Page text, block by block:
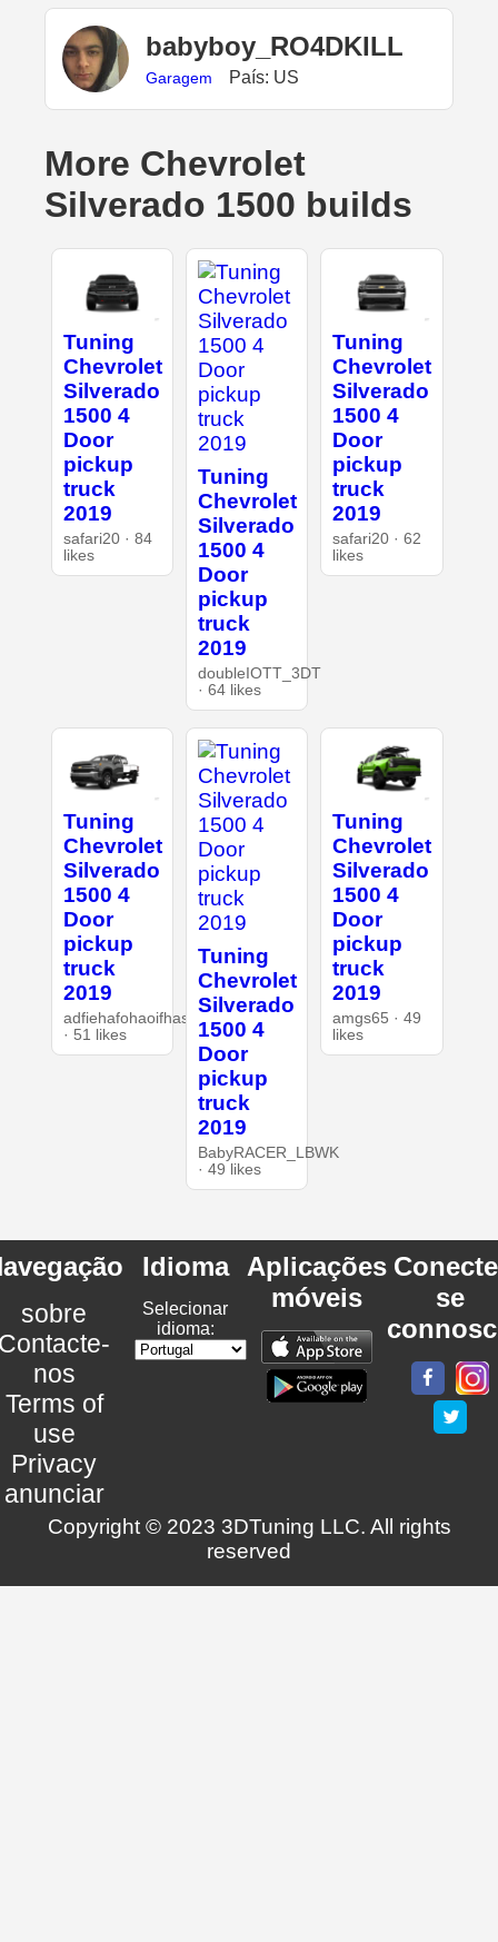
babyboy_RO4DKILL
Garagem País: US
More Chevrolet
Silverado 1500 builds
Tuning
Chevrolet
Silverado
1500 4
Door
pickup
truck
2019
safari20 · 84
likes
Tuning
Chevrolet
Silverado
1500 4
Door
pickup
truck
2019
doubleIOTT_3DT
· 64 likes
Tuning
Chevrolet
Silverado
1500 4
Door
pickup
truck
2019
safari20 · 62
likes
Tuning
Chevrolet
Silverado
1500 4
Door
pickup
truck
2019
adfiehafohaoifhasd
· 51 likes
Tuning
Chevrolet
Silverado
1500 4
Door
pickup
truck
2019
BabyRACER_LBWK
· 49 likes
Tuning
Chevrolet
Silverado
1500 4
Door
pickup
truck
2019
amgs65 · 49
likes
sobre
nos
Terms of
use
Privacy
anunciar
Idioma
Selecionar
idioma:
Aplicações
móveis
se
Copyright © 2023 3DTuning LLC. All rights
reserved